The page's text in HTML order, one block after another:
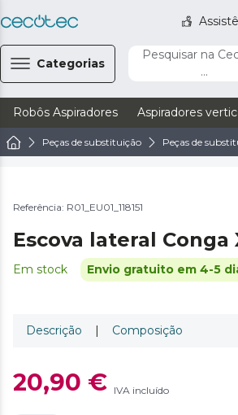
Categorias
Pesquisar na
...
Robôs Aspiradores Aspiradores
Peças de substituição Peças de
Referência: R01_EU01_118151
Escova lateral Conga
Em stock Envio gratuito em 4-5
Descrição | Composição
20,90 € IVA incluído